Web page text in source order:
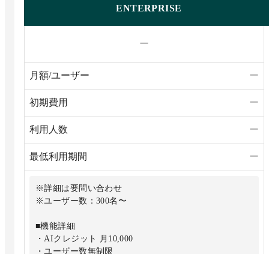
ENTERPRISE
ー
月額/ユーザー ー
初期費用 ー
利用人数 ー
最低利用期間 ー
※詳細は要問い合わせ
※ユーザー数：300名〜
■機能詳細
・AIクレジット 月10,000
・ユーザー数無制限